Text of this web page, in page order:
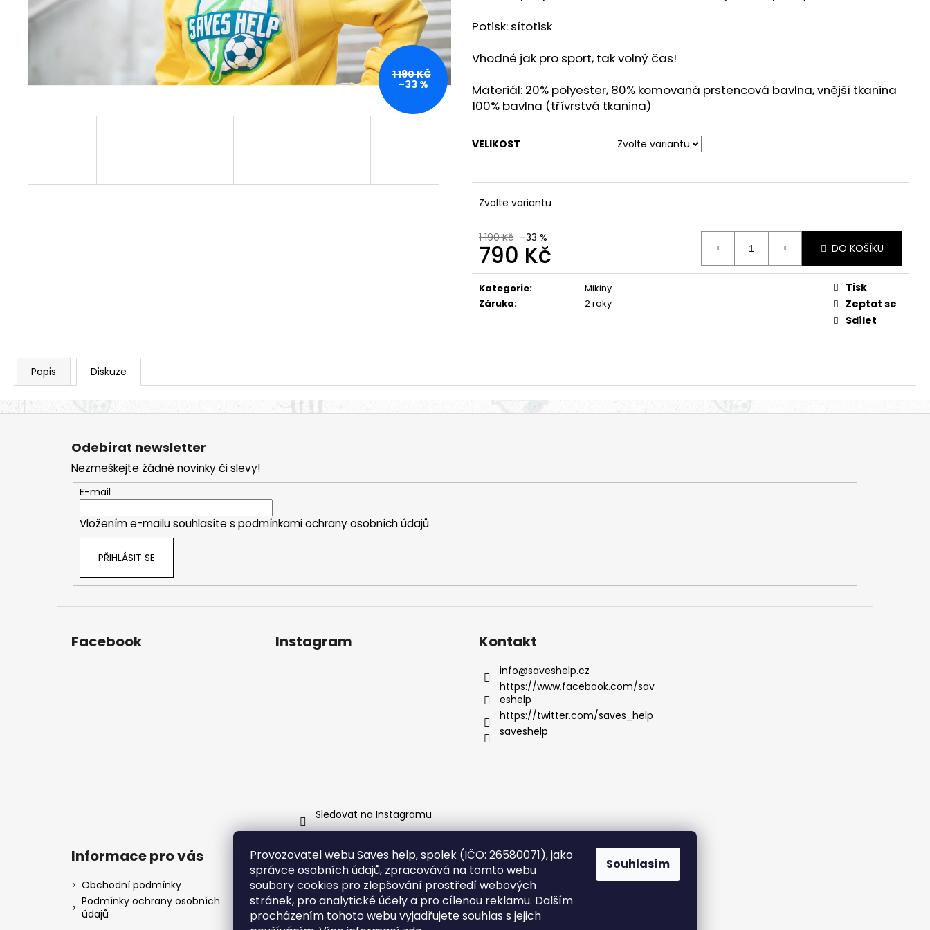
Provozovatel webu Saves help, spolek (IČO: 26580071), jako
správce osobních údajů, zpracovává na tomto webu
soubory cookies pro zlepšování prostředí webových
stránek, pro analytické účely a pro cílenou reklamu. Dalším
procházením tohoto webu vyjadřujete souhlas s jejich
Souhlasím
Potisk: sítotisk
Vhodné jak pro sport, tak volný čas!
Materiál: 20% polyester, 80% komovaná prstencová bavlna, vnější tkanina
100% bavlna (třívrstvá tkanina)
VELIKOST
Zvolte variantu
1 190 Kč –33 %
790 Kč
Měrná
cena:
DO KOŠÍKU
Kategorie:
Mikiny
Záruka: 2 roky
Tisk
Zeptat se
Sdílet
1 190 KČ
–33 %
Popis Diskuze
590 Kč
590 Kč
Z
Odebírat newsletter
Nezmeškejte žádné novinky či slevy!
E-mail
Vložením e-mailu souhlasíte s podmínkami ochrany osobních údajů
PŘIHLÁSIT SE
Facebook Instagram
Sledovat na Instagramu
Kontakt
info@saveshelp.cz
https://www.facebook.com/sav
eshelp
https://twitter.com/saves_help
saveshelp
Informace pro vás
Obchodní podmínky
Podmínky ochrany osobních
údajů